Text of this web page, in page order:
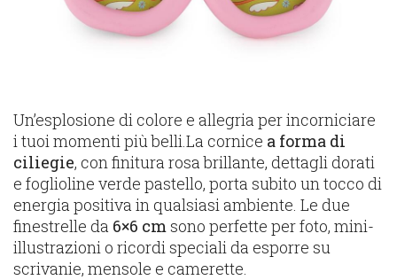
Un’esplosione di colore e allegria per incorniciare
i tuoi momenti più belli.La cornice a forma di
ciliegie, con finitura rosa brillante, dettagli dorati
e foglioline verde pastello, porta subito un tocco di
energia positiva in qualsiasi ambiente. Le due
finestrelle da 6×6 cm sono perfette per foto, mini-
illustrazioni o ricordi speciali da esporre su
scrivanie, mensole e camerette.